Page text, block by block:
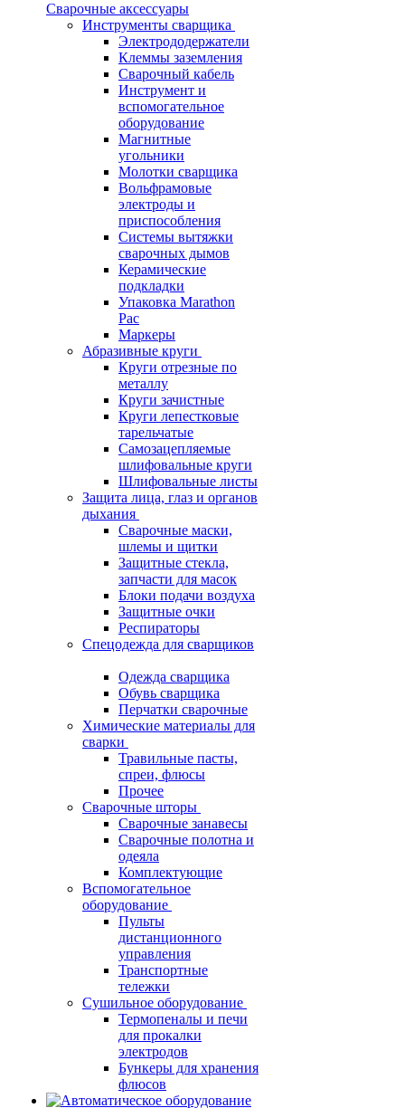
Сварочные аксессуары
Инструменты сварщика
Электрододержатели
Клеммы заземления
Сварочный кабель
Инструмент и
вспомогательное
оборудование
Магнитные
угольники
Молотки сварщика
Вольфрамовые
электроды и
приспособления
Системы вытяжки
сварочных дымов
Керамические
подкладки
Упаковка Marathon
Pac
Маркеры
Абразивные круги
Круги отрезные по
металлу
Круги зачистные
Круги лепестковые
тарельчатые
Самозацепляемые
шлифовальные круги
Шлифовальные листы
Защита лица, глаз и органов
дыхания
Сварочные маски,
шлемы и щитки
Защитные стекла,
запчасти для масок
Блоки подачи воздуха
Защитные очки
Респираторы
Спецодежда для сварщиков
Одежда сварщика
Обувь сварщика
Перчатки сварочные
Химические материалы для
сварки
Травильные пасты,
спреи, флюсы
Прочее
Сварочные шторы
Сварочные занавесы
Сварочные полотна и
одеяла
Комплектующие
Вспомогательное
оборудование
Пульты
дистанционного
управления
Транспортные
тележки
Сушильное оборудование
Термопеналы и печи
для прокалки
электродов
Бункеры для хранения
флюсов